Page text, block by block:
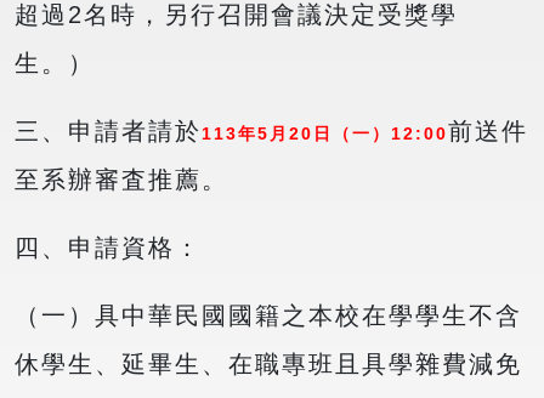
超過2名時，另行召開會議決定受獎學
生。）
三、申請者請於113年5月20日（一）12:00前送件
至系辦審査推薦。
四、申請資格：
（一）具中華民國國籍之本校在學學生不含
休學生、延畢生、在職專班且具學雜費減免